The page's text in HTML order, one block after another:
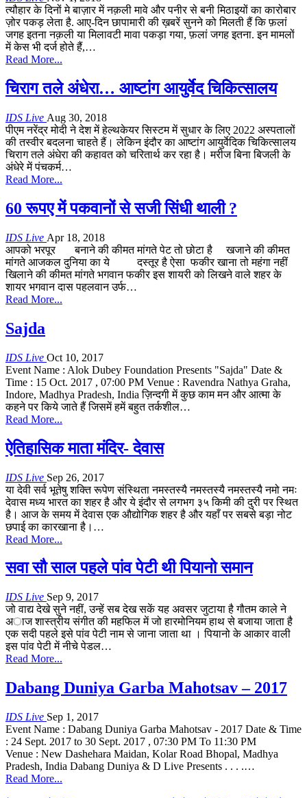
त्यौहार के दिनों मे बाज़ार में नक़ली मावे और पनीर से बनी मिठाइयों का कारोबार
ज़ोर पकड़ लेता है. आए-दिन छापामारी की ख़बरें सुनने को मिलती हैं कि फ़लां
जगह इतना नक़ली या मिलावटी मावा पकड़ा गया, फ़लां जगह इतना. इन मामलों
में केस भी दर्ज होते हैं,…
Read More...
चिराग तले अंधेरा… आष्टांग आयुर्वेद चिकित्सालय
IDS Live Aug 30, 2018
पीएम नरेंद्र मोदी ने देश में हेल्थकेयर सिस्टम में सुधार के लिए 2022 अस्पतालों
की तस्वीर बदलना चाहते हैं। लेकिन इंदौर का आष्टांग आयुर्वेदिक चिकित्सालय
चिराग तले अंधेरा की कहावत को चरितार्थ कर रहा है। मरीज बिना बिजली के
अंधेरे में पंचकर्म…
Read More...
60 रूपए में पकवानों से सजी सिंधी थाली ?
IDS Live Apr 18, 2018
आपको भरपूर बनाने की कीमत मांगते पेट तो छोटा है खजाने की कीमत
मांगते आजकल दुनिया का ये दस्तूर है ऐसा फकीर खाना तो महंगा नहीं
खिलाने की कीमत मांगते भगवान फकीर इस शायरी को लिखने वाले शहर के
शायर भगवान दास पहलवान उर्फ…
Read More...
Sajda
IDS Live Oct 10, 2017
Event Name : Alok Dubey Foundation Presents "Sajda" Date &
Time : 15 Oct. 2017 , 07:00 PM Venue : Ravendra Nathya Graha,
Indore, Madhya Pradesh, India ज़िन्दगी में कुछ काम मन और आत्मा के
कहने पर किये जाते हैं जिसमें हमें बहुत तर्कशील…
Read More...
ऐतिहासिक माता मंदिर- देवास
IDS Live Sep 26, 2017
या देवी सर्व भूतेषु शक्ति रूपेण संस्थिता नमस्तस्यै नमस्तस्यै नमस्तस्यै नमो नमः
देवास मध्य भारत का शहर है और ये इंदौर से लगभग ३५ किमी की दुरी पर स्थित
है। आज के समय में देवास एक औद्योगिक शहर है और यहाँ पर सबसे बड़ा नोट
छपाई का कारखाना है।…
Read More...
सवा सौ साल पहले पांव पेटी थी पियानो समान
IDS Live Sep 9, 2017
जो वाद्य देखे सुने नहीं, उन्हें सब देख सकें यह अवसर जुटाया है गौतम काले ने
अाज शास्त्रीय संगीत की महफिल में जो हारमोनियम हाथ से बजाया जाता है
एक सदी पहले इसे पांव पेटी नाम से जाना जाता था । पियानो के आकार वाली
इस पांव पेटी में नीचे पेडल…
Read More...
Dabang Duniya Garba Mahotsav – 2017
IDS Live Sep 1, 2017
Event Name : Dabang Duniya Garba Mahotsav - 2017 Date & Time
: 24 Sept. 2017 to 30 Sept. 2017 , 07:30 PM To 11:30 PM
Venue : New Dashehara Maidan, Kolar Road Bhopal, Madhya
Pradesh, India Dabang Duniya & D Live Presents . . . .…
Read More...